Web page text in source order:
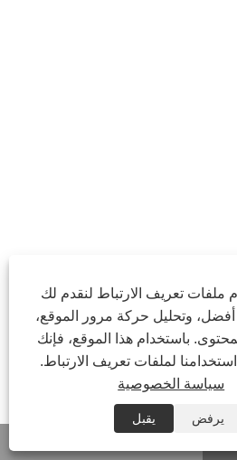
ملفات تعريف الارتباط لنقدم لك
وتحليل حركة مرور الموقع،
باستخدام هذا الموقع، فإنك
لملفات تعريف الارتباط.
سياسة الخصوصية
يرفض
يقبل